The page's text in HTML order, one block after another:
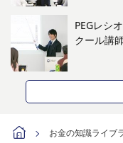
PEGレシ
クール講
お金の知識ライブ